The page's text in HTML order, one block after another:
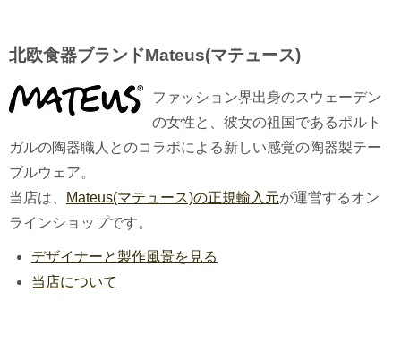
北欧食器ブランドMateus(マテュース)
ファッション界出身のスウェーデン
の女性と、彼女の祖国であるポルト
ガルの陶器職人とのコラボによる新しい感覚の陶器製テー
ブルウェア。
当店は、
Mateus(マテュース)の正規輸入元が運営するオン
ラインショップです。
デザイナーと製作風景を見る
当店について